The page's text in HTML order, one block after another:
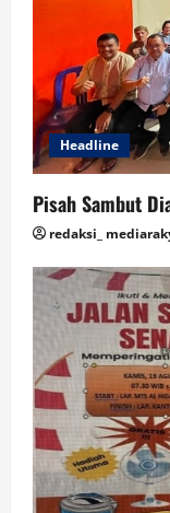
Headline
Pisah Sambut
redaksi_